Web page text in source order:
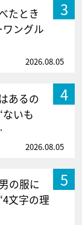
3
たとき
ングル
2026.08.05
4
あるの
いも
2026.08.05
5
の服に
文字の理